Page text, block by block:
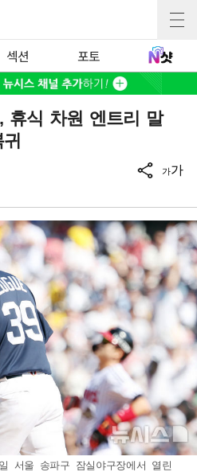
섹션 포토
휴식 차원 엔트리 말
가가
서울 송파구 잠실야구장에서 열린